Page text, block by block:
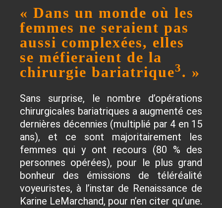
« Dans un monde où les
femmes ne seraient pas
aussi complexées, elles
se méfieraient de la
chirurgie bariatrique3. »
Sans surprise, le nombre d’opérations
chirurgicales bariatriques a augmenté ces
dernières décennies (multiplié par 4 en 15
ans), et ce sont majoritairement les
femmes qui y ont recours (80 % des
personnes opérées), pour le plus grand
bonheur des émissions de téléréalité
voyeuristes, à l’instar de Renaissance de
Karine LeMarchand, pour n’en citer qu’une.